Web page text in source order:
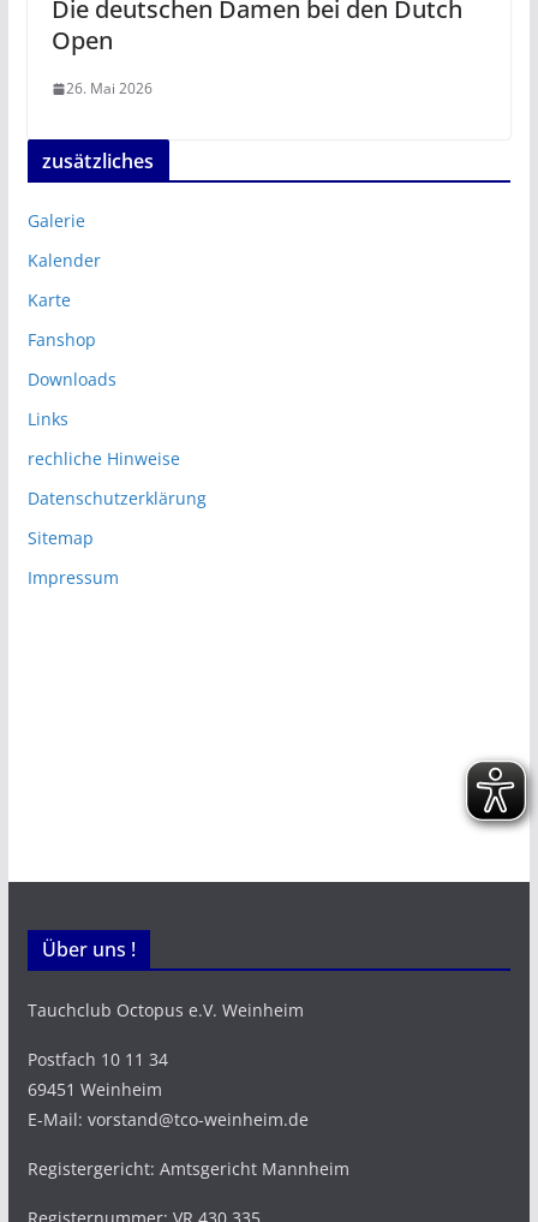
Die deutschen Damen bei den Dutch
Open
26. Mai 2026
zusätzliches
Galerie
Kalender
Karte
Fanshop
Downloads
Links
rechliche Hinweise
Datenschutzerklärung
Sitemap
Impressum
Über uns !
Tauchclub Octopus e.V. Weinheim
Postfach 10 11 34
69451 Weinheim
E-Mail: vorstand@tco-weinheim.de
Registergericht: Amtsgericht Mannheim